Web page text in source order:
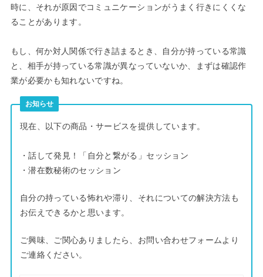
時に、それが原因でコミュニケーションがうまく行きにくくな
ることがあります。
もし、何か対人関係で行き詰まるとき、自分が持っている常識
と、相手が持っている常識が異なっていないか、まずは確認作
業が必要かも知れないですね。
お知らせ
現在、以下の商品・サービスを提供しています。
・話して発見！「自分と繋がる」セッション
・潜在数秘術のセッション
自分の持っている怖れや滞り、それについての解決方法も
お伝えできるかと思います。
ご興味、ご関心ありましたら、お問い合わせフォームより
ご連絡ください。